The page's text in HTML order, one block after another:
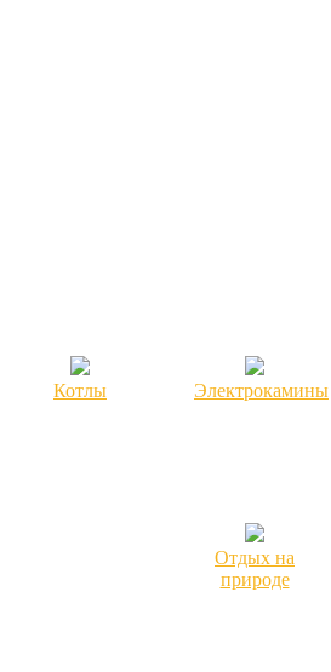
Котлы Электрокамины
Отдых на
природе